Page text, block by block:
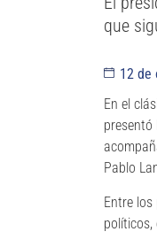
que
12 de
En el
Pablo
Entre
políticos,